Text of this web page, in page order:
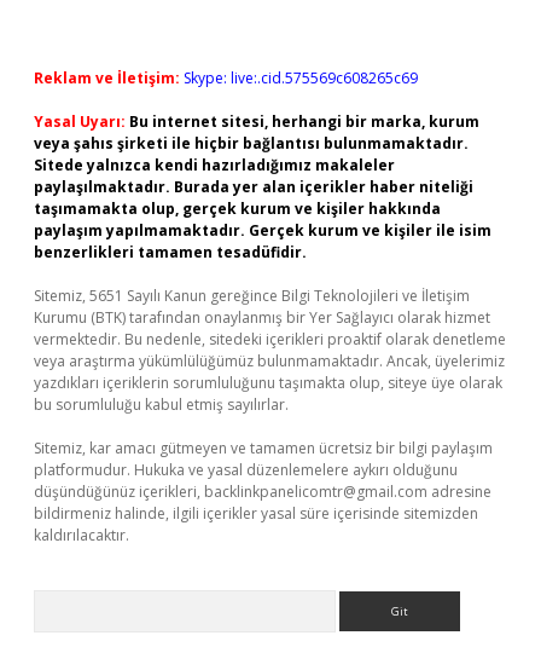
Reklam ve İletişim: Skype: live:.cid.575569c608265c69
Yasal Uyarı: Bu internet sitesi, herhangi bir marka, kurum
veya şahıs şirketi ile hiçbir bağlantısı bulunmamaktadır.
Sitede yalnızca kendi hazırladığımız makaleler
paylaşılmaktadır. Burada yer alan içerikler haber niteliği
taşımamakta olup, gerçek kurum ve kişiler hakkında
paylaşım yapılmamaktadır. Gerçek kurum ve kişiler ile isim
benzerlikleri tamamen tesadüfidir.
Sitemiz, 5651 Sayılı Kanun gereğince Bilgi Teknolojileri ve İletişim
Kurumu (BTK) tarafından onaylanmış bir Yer Sağlayıcı olarak hizmet
vermektedir. Bu nedenle, sitedeki içerikleri proaktif olarak denetleme
veya araştırma yükümlülüğümüz bulunmamaktadır. Ancak, üyelerimiz
yazdıkları içeriklerin sorumluluğunu taşımakta olup, siteye üye olarak
bu sorumluluğu kabul etmiş sayılırlar.
Sitemiz, kar amacı gütmeyen ve tamamen ücretsiz bir bilgi paylaşım
platformudur. Hukuka ve yasal düzenlemelere aykırı olduğunu
düşündüğünüz içerikleri, backlinkpanelicomtr@gmail.com adresine
bildirmeniz halinde, ilgili içerikler yasal süre içerisinde sitemizden
kaldırılacaktır.